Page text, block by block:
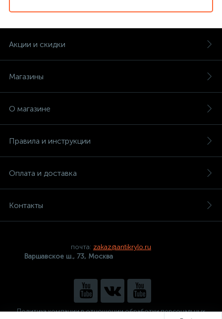
Акции и скидки
Магазины
О магазине
Правила и инструкции
Оплата и доставка
Контакты
почта: zakaz@antikrylo.ru
Варшавское ш., 73, Москва
Политика компании в отношении обработки персональных